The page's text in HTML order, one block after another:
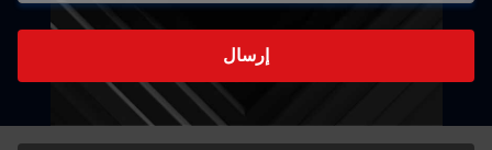
إرسال